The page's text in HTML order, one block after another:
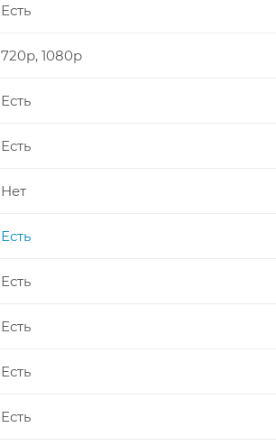
Есть
720p, 1080p
Есть
Есть
Нет
Есть
Есть
Есть
Есть
Есть